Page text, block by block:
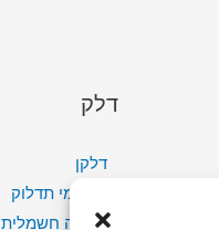
דלק
דלקן
מתחמי תדלוק
טעינה חשמלית